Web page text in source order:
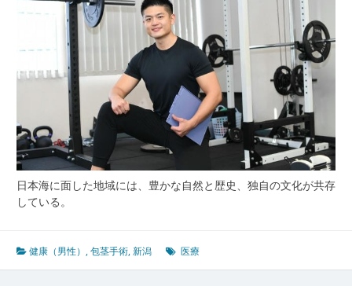
雪
の
暮
ら
し
と
地
域
医
の
日本海に面した地域には、豊かな自然と歴史、独自の文化が共存
している。
健康（男性） ,包茎手術,新潟 医療